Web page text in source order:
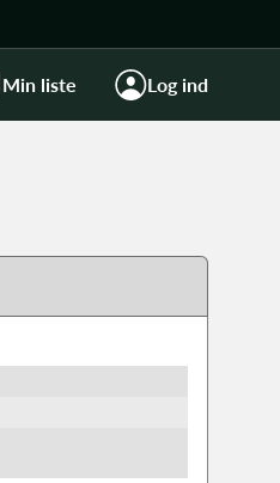
Min liste Log ind